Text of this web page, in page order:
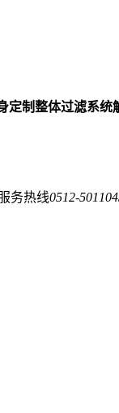
定制整体过滤系统
务热线0512-